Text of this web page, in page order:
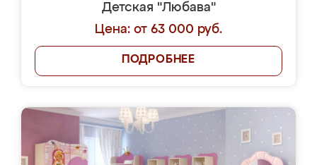
Детская "Любава"
Цена: от 63 000 руб.
ПОДРОБНЕЕ